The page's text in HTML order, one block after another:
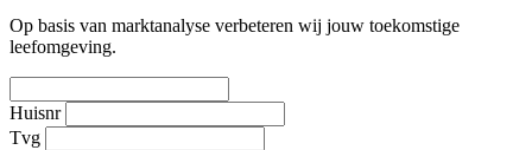
Op basis van marktanalyse verbeteren wij jouw toekomstige
leefomgeving.
Huisnr
Tvg